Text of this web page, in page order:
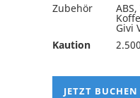
Zubehör
Givi
Kaution
JETZT BUCHEN